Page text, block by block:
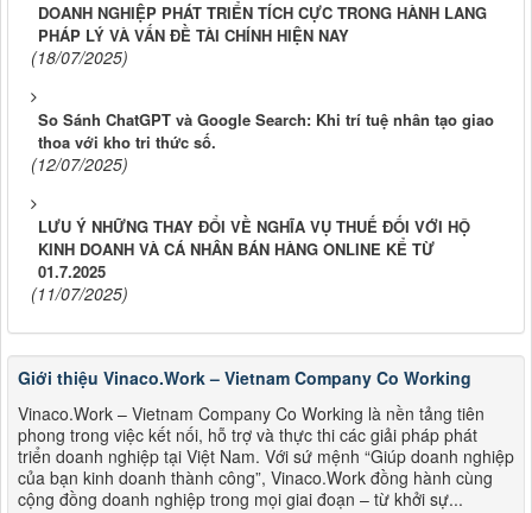
DOANH NGHIỆP PHÁT TRIỂN TÍCH CỰC TRONG HÀNH LANG
PHÁP LÝ VÀ VẤN ĐỀ TÀI CHÍNH HIỆN NAY
(18/07/2025)
So Sánh ChatGPT và Google Search: Khi trí tuệ nhân tạo giao
thoa với kho tri thức số.
(12/07/2025)
LƯU Ý NHỮNG THAY ĐỔI VỀ NGHĨA VỤ THUẾ ĐỐI VỚI HỘ
KINH DOANH VÀ CÁ NHÂN BÁN HÀNG ONLINE KỂ TỪ
01.7.2025
(11/07/2025)
Giới thiệu Vinaco.Work – Vietnam Company Co Working
Vinaco.Work – Vietnam Company Co Working là nền tảng tiên
phong trong việc kết nối, hỗ trợ và thực thi các giải pháp phát
triển doanh nghiệp tại Việt Nam. Với sứ mệnh “Giúp doanh nghiệp
của bạn kinh doanh thành công”, Vinaco.Work đồng hành cùng
cộng đồng doanh nghiệp trong mọi giai đoạn – từ khởi sự...